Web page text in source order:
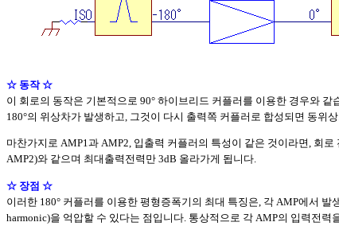
☆ 동작 ☆
이 회로의 동작은 기본적으로 90° 하이브리드 커플러를 이용한 경우와 같
180°의 위상차가 발생하고, 그것이 다시 출력쪽 커플러로 합성되면 동위
마찬가지로 AMP1과 AMP2, 입출력 커플러의 특성이 같은 것이라면, 회로
AMP2)와 같으며 최대출력전력만 3dB 올라가게 됩니다.
☆ 장점 ☆
이러한 180° 커플러를 이용한 평형증폭기의 최대 특징은, 각 AMP에서 발
harmonic)을 억압할 수 있다는 점입니다. 통상적으로 각 AMP의 입력전력